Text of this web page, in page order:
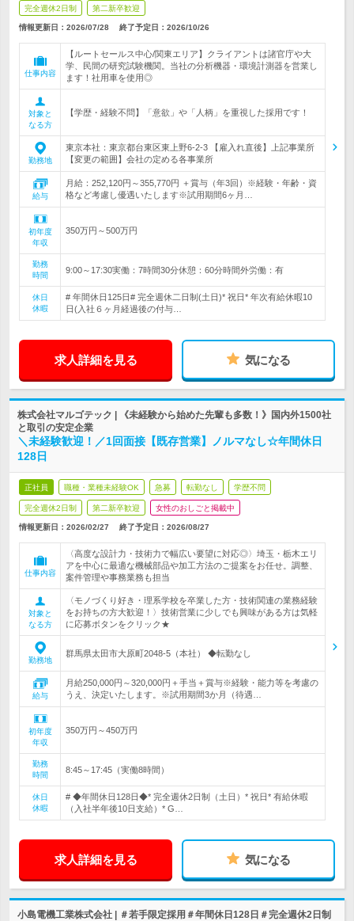
完全週休2日制 第二新卒歓迎
情報更新日：2026/07/28 終了予定日： 2026/10/26
仕事内容
【ルートセールス中心/関東エリア】クライアントは諸官庁や大
学、民間の研究試験機関。当社の分析機器・環境計測器を営業し
ます！社用車を使用◎
対象と
なる方
【学歴・経験不問】「意欲」や「人柄」を重視した採用です！
勤務地
東京本社：東京都台東区東上野6-2-3 【雇入れ直後】上記事業所
【変更の範囲】会社の定める各事業所
給与
月給：252,120円～355,770円 ＋賞与（年3回）※経験・年齢・資
格など考慮し優遇いたします※試用期間6ヶ月…
初年度
年収
350万円～500万円
勤務
時間
9:00～17:30実働：7時間30分休憩：60分時間外労働：有
休日
休暇
# 年間休日125日# 完全週休二日制(土日)* 祝日* 年次有給休暇10
日(入社６ヶ月経過後の付与…
求人詳細を見る 気になる
株式会社マルゴテック | 《未経験から始めた先輩も多数！》国内外1500社
と取引の安定企業
＼未経験歓迎！／1回面接【既存営業】ノルマなし☆年間休日
128日
正社員 職種・業種未経験OK 急募 転勤なし 学歴不問
完全週休2日制 第二新卒歓迎 女性のおしごと掲載中
情報更新日：2026/02/27 終了予定日： 2026/08/27
仕事内容
〈高度な設計力・技術力で幅広い要望に対応◎〉埼玉・栃木エリ
アを中心に最適な機械部品や加工方法のご提案をお任せ。調整、
案件管理や事務業務も担当
対象と
なる方
〈モノづくり好き・理系学校を卒業した方・技術関連の業務経験
をお持ちの方大歓迎！〉技術営業に少しでも興味がある方は気軽
に応募ボタンをクリック★
勤務地
群馬県太田市大原町2048-5（本社） ◆転勤なし
給与
月給250,000円～320,000円＋手当＋賞与※経験・能力等を考慮の
うえ、決定いたします。※試用期間3か月（待遇…
初年度
年収
350万円～450万円
勤務
時間
8:45～17:45（実働8時間）
休日
休暇
# ◆年間休日128日◆* 完全週休2日制（土日）* 祝日* 有給休暇
（入社半年後10日支給）* G…
求人詳細を見る 気になる
小島電機工業株式会社 | ＃若手限定採用＃年間休日128日＃完全週休2日制